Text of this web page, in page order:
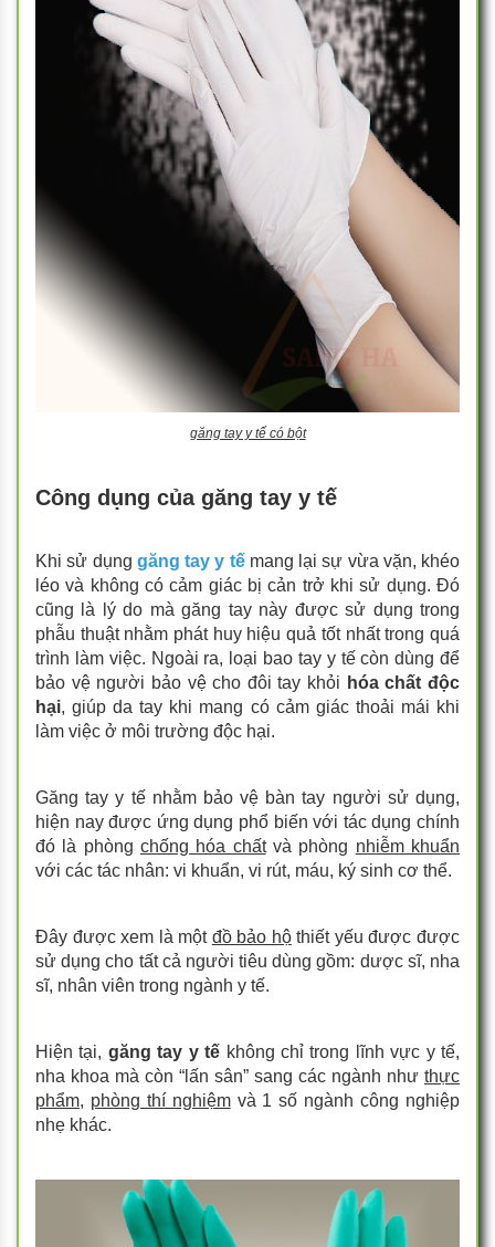
găng tay y tế có bột
Công dụng của găng tay y tế
Khi sử dụng găng tay y tế mang lại sự vừa vặn, khéo
léo và không có cảm giác bị cản trở khi sử dụng. Đó
cũng là lý do mà găng tay này được sử dụng trong
phẫu thuật nhằm phát huy hiệu quả tốt nhất trong quá
trình làm việc. Ngoài ra, loại bao tay y tế còn dùng để
bảo vệ người bảo vệ cho đôi tay khỏi hóa chất độc
hại, giúp da tay khi mang có cảm giác thoải mái khi
làm việc ở môi trường độc hại.
Găng tay y tế nhằm bảo vệ bàn tay người sử dụng,
hiện nay được ứng dụng phổ biến với tác dụng chính
đó là phòng chống hóa chấtvà phòng nhiễm khuẩn
với các tác nhân: vi khuẩn, vi rút, máu, ký sinh cơ thể.
Đây được xem là một đồ bảo hộthiết yếu được được
sử dụng cho tất cả người tiêu dùng gồm: dược sĩ, nha
sĩ, nhân viên trong ngành y tế.
Hiện tại, găng tay y tế không chỉ trong lĩnh vực y tế,
nha khoa mà còn “lấn sân” sang các ngành như thực
phẩm, phòng thí nghiệmvà 1 số ngành công nghiệp
nhẹ khác.